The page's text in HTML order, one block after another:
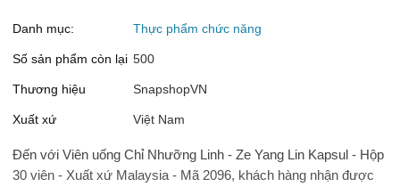
Danh mục: Thực phẩm chức năng
Số sản phẩm còn lại 500
Thương hiệu SnapshopVN
Xuất xứ Việt Nam
Đến với Viên uống Chỉ Nhưỡng Linh - Ze Yang Lin Kapsul - Hộp
30 viên - Xuất xứ Malaysia - Mã 2096, khách hàng nhận được